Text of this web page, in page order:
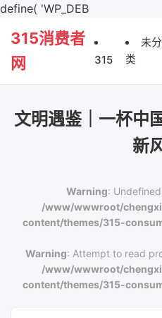
define( 'WP_DEB
315消费者
网
315
未分
类
文明遇鉴｜一杯中
新
Warning:
/www/wwwroot/
content/themes/315-
Warning: Attempt to read
/www/wwwroot/
content/themes/315-